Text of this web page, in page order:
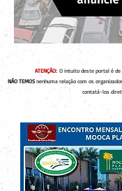
ATENÇÃO: O intuito deste portal é de
NÃO TEMOS nenhuma relação com os
contatá-los